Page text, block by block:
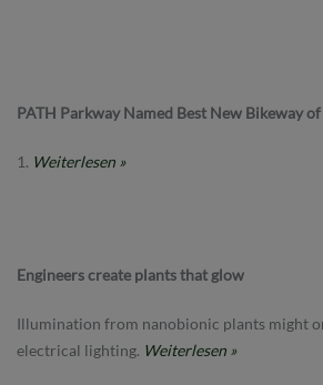
PATH Parkway Named Best New Bikeway
Weiterlesen »
Engineers create plants that glow
Illumination from nanobionic plants might
electrical lighting. Weiterlesen »